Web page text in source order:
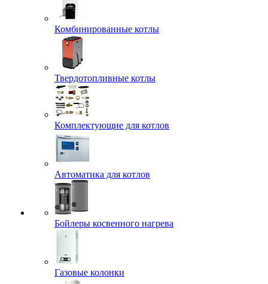
Комбинированные котлы
Твердотопливные котлы
Комплектующие для котлов
Автоматика для котлов
Бойлеры косвенного нагрева
Газовые колонки